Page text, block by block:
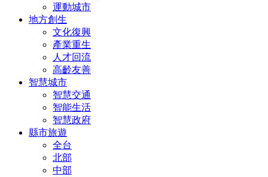
運動城市
地方創生
文化復興
產業重生
人才回流
高齡友善
智慧城市
智慧交通
智能生活
智慧政府
縣市旅遊
全台
北部
中部